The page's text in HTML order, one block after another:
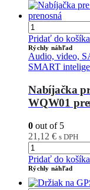
Pridať do košíka
Rýchly náhľad
Audio, video,
SMART
Nabíjačka
WQW01
0 out of 5
21,12 € s DPH
Pridať do košíka
Rýchly náhľad